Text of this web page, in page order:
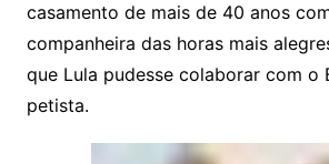
casamento de mais de 40 anos
companheira das horas mais
que Lula pudesse colaborar com o
petista.